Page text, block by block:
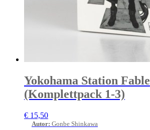
Yokohama Station Fable
(Komplettpack 1-3)
€ 15,50
Autor: Gonbe Shinkawa